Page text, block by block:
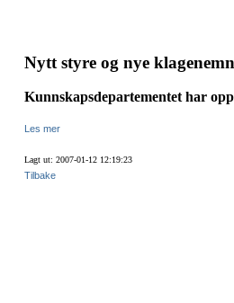
Nytt styre og nye
Kunnskapsdepartementet har
Les mer
Lagt ut: 2007-01-12 12:19:23
Tilbake